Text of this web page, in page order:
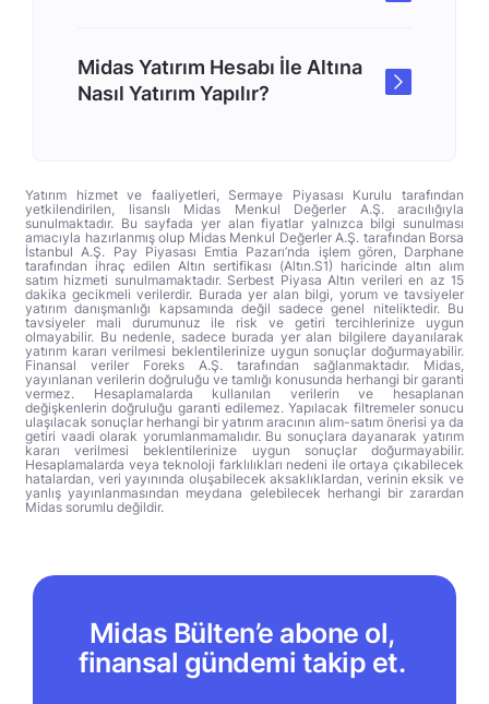
Midas Yatırım Hesabı İle Altına
Nasıl Yatırım Yapılır?
Yatırım hizmet ve faaliyetleri, Sermaye Piyasası Kurulu tarafından
yetkilendirilen, lisanslı Midas Menkul Değerler A.Ş. aracılığıyla
sunulmaktadır. Bu sayfada yer alan fiyatlar yalnızca bilgi sunulması
amacıyla hazırlanmış olup Midas Menkul Değerler A.Ş. tarafından Borsa
İstanbul A.Ş. Pay Piyasası Emtia Pazarı’nda işlem gören, Darphane
tarafından ihraç edilen Altın sertifikası (Altın.S1) haricinde altın alım
satım hizmeti sunulmamaktadır. Serbest Piyasa Altın verileri en az 15
dakika gecikmeli verilerdir. Burada yer alan bilgi, yorum ve tavsiyeler
yatırım danışmanlığı kapsamında değil sadece genel niteliktedir. Bu
tavsiyeler mali durumunuz ile risk ve getiri tercihlerinize uygun
olmayabilir. Bu nedenle, sadece burada yer alan bilgilere dayanılarak
yatırım kararı verilmesi beklentilerinize uygun sonuçlar doğurmayabilir.
Finansal veriler Foreks A.Ş. tarafından sağlanmaktadır. Midas,
yayınlanan verilerin doğruluğu ve tamlığı konusunda herhangi bir garanti
vermez. Hesaplamalarda kullanılan verilerin ve hesaplanan
değişkenlerin doğruluğu garanti edilemez. Yapılacak filtremeler sonucu
ulaşılacak sonuçlar herhangi bir yatırım aracının alım-satım önerisi ya da
getiri vaadi olarak yorumlanmamalıdır. Bu sonuçlara dayanarak yatırım
kararı verilmesi beklentilerinize uygun sonuçlar doğurmayabilir.
Hesaplamalarda veya teknoloji farklılıkları nedeni ile ortaya çıkabilecek
hatalardan, veri yayınında oluşabilecek aksaklıklardan, verinin eksik ve
yanlış yayınlanmasından meydana gelebilecek herhangi bir zarardan
Midas sorumlu değildir.
Midas Bülten’e abone ol,
finansal gündemi takip et.